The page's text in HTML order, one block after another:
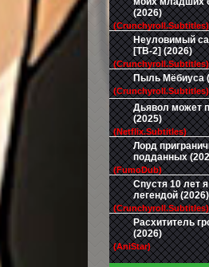
(2026)
(Crunchyroll.Subtitles)
Неуловимый
[ТВ-2] (2026)
(Crunchyroll.Subtitles)
Пыль Мёбиуса
(Crunchyroll.Subtitles)
Дьявол может
(2025)
(Netflix.Subtitles)
Лорд
подданных
(FumoDub)
Спустя 10 лет
легендой (2026)
(Crunchyroll.Subtitles)
Расхититель
(2026)
(AniStar)